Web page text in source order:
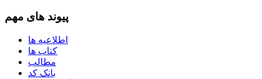
پیوند های مهم
اطلاعیه ها
کتاب ها
مطالب
بانک کد